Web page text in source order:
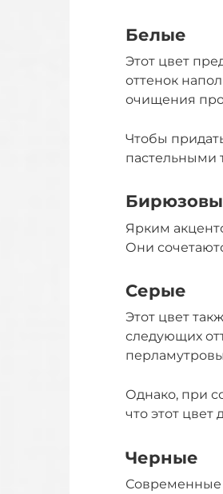
Белые
Этот цвет
оттенок
очищения
Чтобы
пастельными
Ярким
Они
Серые
Этот цвет
следующих
Однако, при
что этот
Черные
Современные